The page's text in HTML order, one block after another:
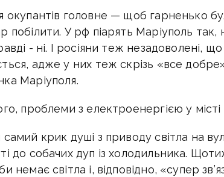
окупантів головне — щоб гарненько
побілити. У рф піарять Маріуполь так,
- ні. І росіяни теж незадоволені,
адже у них теж скрізь «все
Маріуполя.
проблеми з електроенергією у
крик душі з приводу світла на
до собачих дуп із холодильника.
немає світла і, відповідно, «супер